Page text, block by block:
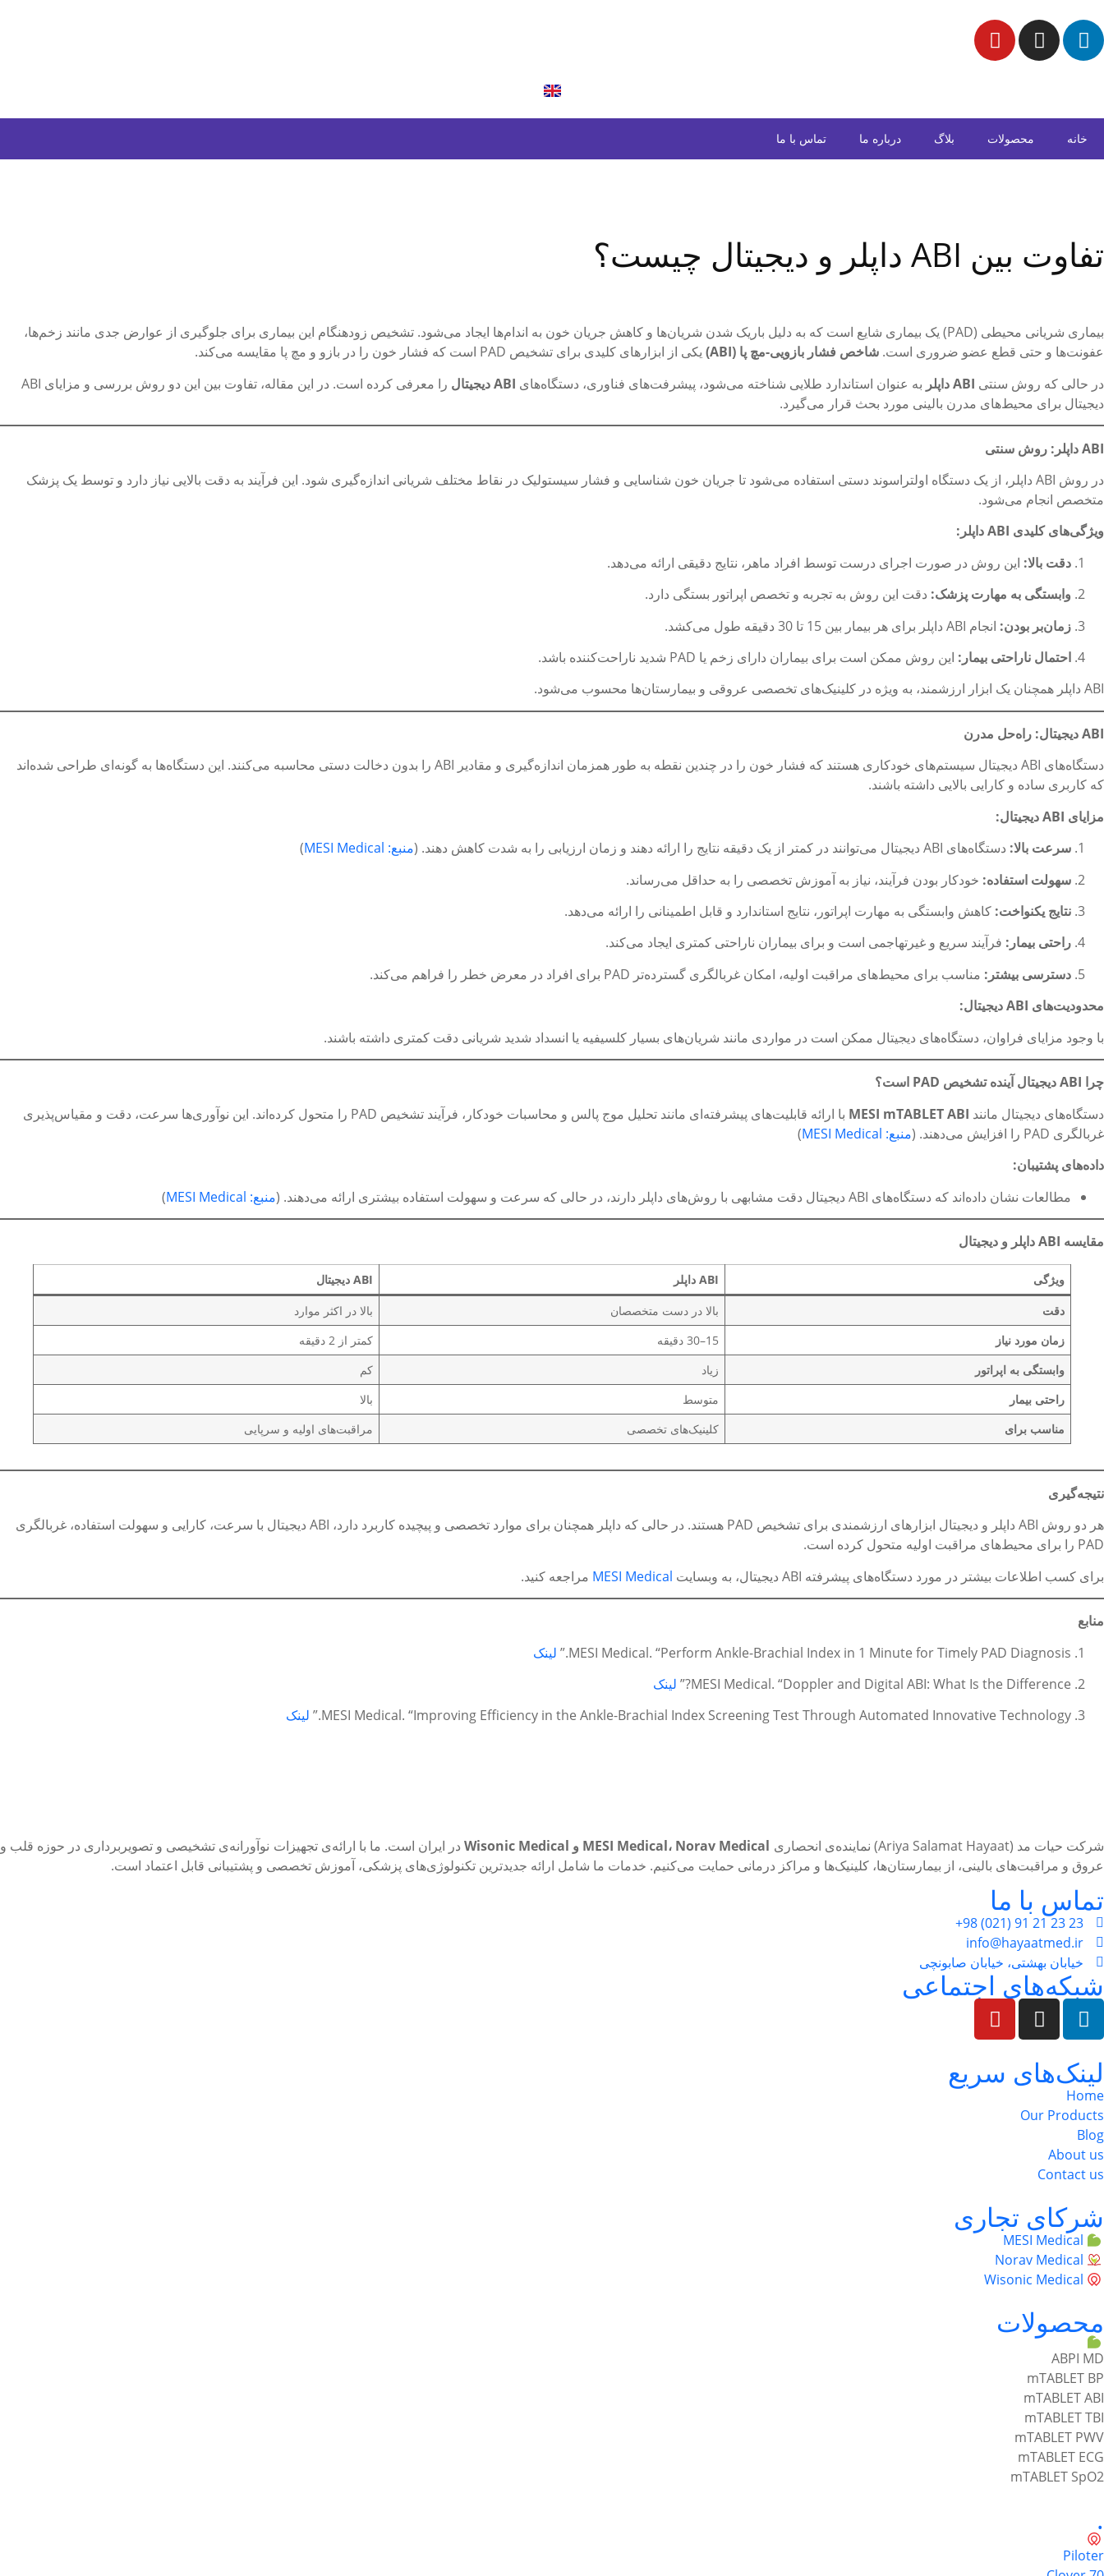
خانه محصولات بلاگ درباره ما تماس با ما
تفاوت بین ABI داپلر و دیجیتال چیست؟
بیماری شریانی محیطی (PAD) یک بیماری شایع است که به دلیل باریک شدن شریان‌ها و کاهش جریان خون به اندام‌ها ایجاد می‌شود. تشخیص زودهنگام این بیماری برای جلوگیری از عوارض جدی مانند زخم‌ها،
عفونت‌ها و حتی قطع عضو ضروری است. شاخص فشار بازویی-مچ پا (ABI)
یکی از ابزارهای کلیدی برای تشخیص PAD است که فشار خون را در بازو و مچ پا مقایسه می‌کند.
در حالی که روش سنتی ABIداپلر به عنوان استاندارد طلایی شناخته می‌شود، پیشرفت‌های فناوری، دستگاه‌های ABIدیجیتال
را معرفی کرده است. در این مقاله، تفاوت بین این دو روش بررسی و مزایای ABI
دیجیتال برای محیط‌های مدرن بالینی مورد بحث قرار می‌گیرد.
ABIداپلر: روش سنتی
در روش ABI داپلر، از یک دستگاه اولتراسوند دستی استفاده می‌شود تا جریان خون شناسایی و فشار سیستولیک در نقاط مختلف شریانی اندازه‌گیری شود. این فرآیند به دقت بالایی نیاز دارد و توسط یک پزشک
متخصص انجام می‌شود.
ویژگی‌های کلیدی
داپلر :
دقت بالا: این روش در صورت اجرای درست توسط افراد ماهر، نتایج دقیقی ارائه می‌دهد.
وابستگی به مهارت پزشک: دقت این روش به تجربه و تخصص اپراتور بستگی دارد.
زمان‌بر بودن: انجام ABI داپلر برای هر بیمار بین 15 تا 30 دقیقه طول می‌کشد.
احتمال ناراحتی بیمار : این روش ممکن است برای بیماران دارای زخم یا PAD شدید ناراحت‌کننده باشد.
ABI داپلر همچنان یک ابزار ارزشمند، به ویژه در کلینیک‌های تخصصی عروقی و بیمارستان‌ها محسوب می‌شود.
ABIدیجیتال: راه‌حل مدرن
دستگاه‌های ABI دیجیتال سیستم‌های خودکاری هستند که فشار خون را در چندین نقطه به طور همزمان اندازه‌گیری و مقادیر ABI را بدون دخالت دستی محاسبه می‌کنند. این دستگاه‌ها به گونه‌ای طراحی شده‌اند
که کاربری ساده و کارایی بالایی داشته باشند.
مزایای
دیجیتال:
سرعت بالا: دستگاه‌های ABI دیجیتال می‌توانند در کمتر از یک دقیقه نتایج را ارائه دهند و زمان ارزیابی را به شدت کاهش دهند. ( منبع: MESI Medical
)
سهولت استفاده: خودکار بودن فرآیند، نیاز به آموزش تخصصی را به حداقل می‌رساند.
نتایج یکنواخت: کاهش وابستگی به مهارت اپراتور، نتایج استاندارد و قابل اطمینانی را ارائه می‌دهد.
راحتی بیمار: فرآیند سریع و غیرتهاجمی است و برای بیماران ناراحتی کمتری ایجاد می‌کند.
دسترسی بیشتر : مناسب برای محیط‌های مراقبت اولیه، امکان غربالگری گسترده‌تر PAD برای افراد در معرض خطر را فراهم می‌کند.
محدودیت‌های
دیجیتال:
با وجود مزایای فراوان، دستگاه‌های دیجیتال ممکن است در مواردی مانند شریان‌های بسیار کلسیفیه یا انسداد شدید شریانی دقت کمتری داشته باشند.
چرا دیجیتال آینده تشخیص
است؟
دستگاه‌های دیجیتال مانند MESI mTABLET ABI
با ارائه قابلیت‌های پیشرفته‌ای مانند تحلیل موج پالس و محاسبات خودکار، فرآیند تشخیص PAD را متحول کرده‌اند. این نوآوری‌ها سرعت، دقت و مقیاس‌پذیری
غربالگری PAD را افزایش می‌دهند. (
منبع: MESI Medical
)
داده‌های پشتیبان:
مطالعات نشان داده‌اند که دستگاه‌های ABI دیجیتال دقت مشابهی با روش‌های داپلر دارند، در حالی که سرعت و سهولت استفاده بیشتری ارائه می‌دهند. (
منبع: MESI Medical )
مقایسه داپلر و دیجیتال
ویژگی ABI داپلر ABI دیجیتال
دقت
بالا در دست متخصصان
بالا در اکثر موارد
زمان مورد نیاز
15–30 دقیقه
کمتر از 2 دقیقه
وابستگی به اپراتور
زیاد
کم
راحتی بیمار
متوسط
بالا
مناسب برای
کلینیک‌های تخصصی مراقبت‌های اولیه و سرپایی
نتیجه‌گیری
هر دو روش ABI داپلر و دیجیتال ابزارهای ارزشمندی برای تشخیص PAD هستند. در حالی که داپلر همچنان برای موارد تخصصی و پیچیده کاربرد دارد، ABI دیجیتال با سرعت، کارایی و سهولت استفاده، غربالگری
PAD را برای محیط‌های مراقبت اولیه متحول کرده است.
برای کسب اطلاعات بیشتر در مورد دستگاه‌های پیشرفته ABI دیجیتال، به وبسایت
MESI Medical مراجعه کنید.
منابع
MESI Medical. “Perform Ankle-Brachial Index in 1 Minute for Timely PAD Diagnosis.”
لینک
MESI Medical. “Doppler and Digital ABI: What Is the Difference?”
لینک
MESI Medical. “Improving Efficiency in the Ankle-Brachial Index Screening Test Through Automated Innovative Technology.”
لینک
شرکت حیات مد (Ariya Salamat Hayaat) نماینده‌ی انحصاری MESI Medical، Norav Medical و Wisonic Medical
در ایران است. ما با ارائه‌ی تجهیزات نوآورانه‌ی تشخیصی و تصویربرداری در حوزه قلب و
عروق و مراقبت‌های بالینی، از بیمارستان‌ها، کلینیک‌ها و مراکز درمانی حمایت می‌کنیم. خدمات ما شامل ارائه جدیدترین تکنولوژی‌های پزشکی، آموزش تخصصی و پشتیبانی قابل اعتماد است.
تماس با ما
23 23 21 91 (021) 98+
info@hayaatmed.ir
خیابان بهشتی، خیابان صابونچی
شبکه‌های اجتماعی
لینک‌های سریع
Home
Our Products
Blog
About us
Contact us
شرکای تجاری
MESI Medical
Norav Medical
Wisonic Medical
محصولات
ABPI MD
mTABLET BP
mTABLET ABI
mTABLET TBI
mTABLET PWV
mTABLET ECG
mTABLET SpO2
.
Piloter